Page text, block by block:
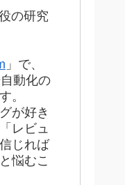
の研究
」で、
動化の
。
が好き
レビュ
じれば
悩むこ